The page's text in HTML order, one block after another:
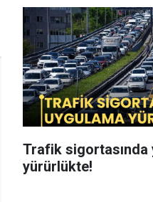
Trafik sigortasında
yürürlükte!